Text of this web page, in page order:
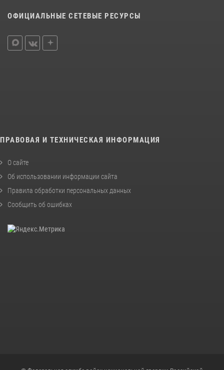
ОФИЦИАЛЬНЫЕ СЕТЕВЫЕ РЕСУРСЫ
ПРАВОВАЯ И ТЕХНИЧЕСКАЯ ИНФОРМАЦИЯ
О сайте
Об использовании информации сайта
Правила обработки персональных данных
Сообщить об ошибках